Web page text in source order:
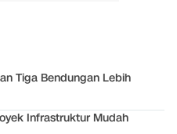
Tiga Bendungan Lebih
Infrastruktur Mudah